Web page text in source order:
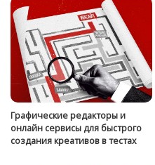
Графические редакторы и
онлайн сервисы для быстрого
создания креативов в тестах